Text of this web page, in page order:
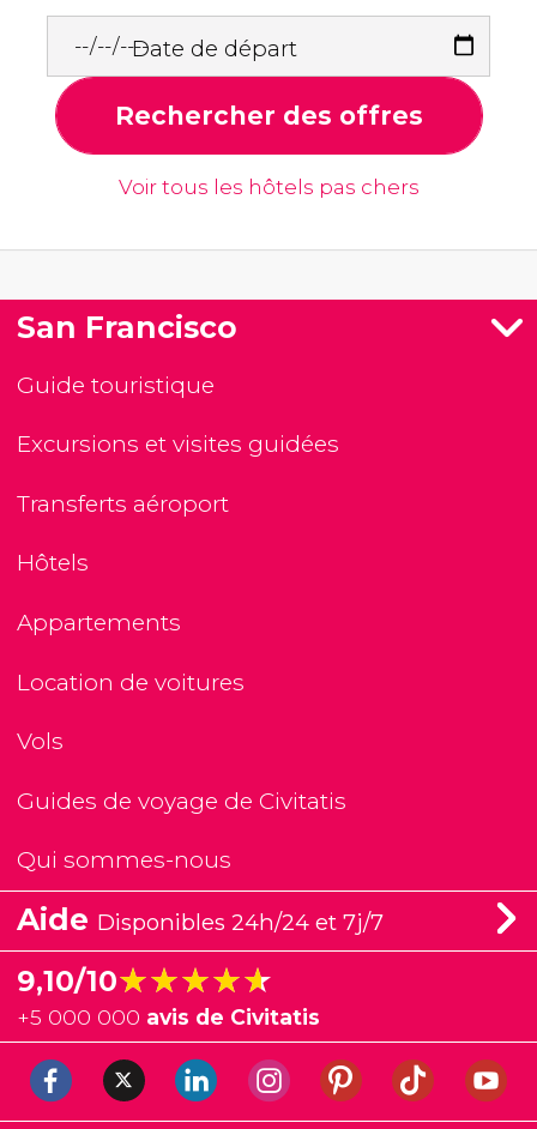
Date de départ
Rechercher des offres
Voir tous les hôtels pas chers
San Francisco
Guide touristique
Excursions et visites guidées
Transferts aéroport
Hôtels
Appartements
Location de voitures
Vols
Guides de voyage de Civitatis
Qui sommes-nous
Aide Disponibles 24h/24 et 7j/7
9,10/10★★★★★
★★★★★
+5 000 000 avis de Civitatis